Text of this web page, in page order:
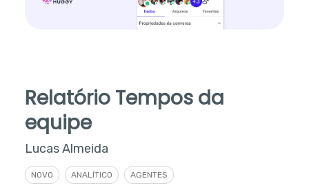
Relatório Tempos da
equipe
Lucas Almeida
NOVO ANALÍTICO AGENTES